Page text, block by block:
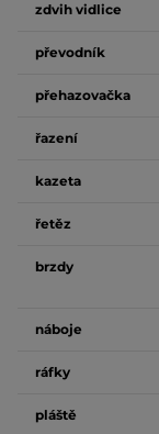
zdvih vidlice
převodník
přehazovačka
řazení
kazeta
řetěz
brzdy
náboje
ráfky
pláště